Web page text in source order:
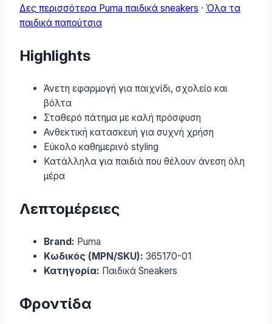
Δες περισσότερα Puma παιδικά sneakers · Όλα τα
παιδικά παπούτσια
Highlights
Άνετη εφαρμογή για παιχνίδι, σχολείο και
βόλτα
Σταθερό πάτημα με καλή πρόσφυση
Ανθεκτική κατασκευή για συχνή χρήση
Εύκολο καθημερινό styling
Κατάλληλα για παιδιά που θέλουν άνεση όλη
μέρα
Λεπτομέρειες
Brand: Puma
Κωδικός (MPN/SKU): 365170-01
Κατηγορία: Παιδικά Sneakers
Φροντίδα